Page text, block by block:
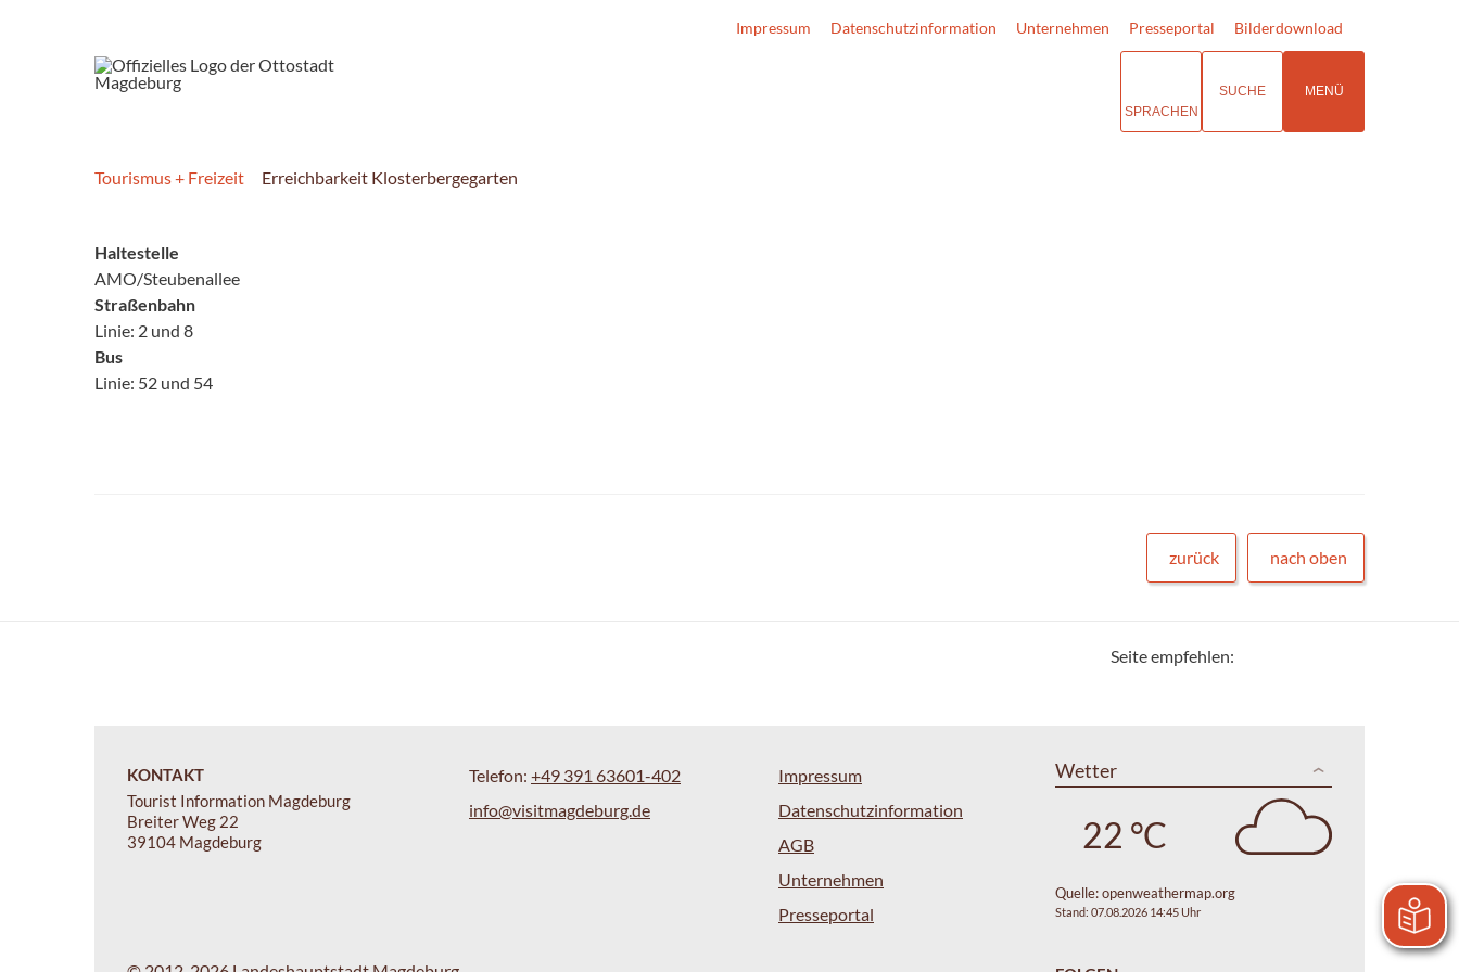
Impressum Datenschutzinformation Unternehmen Presseportal Bilderdownload
SPRACHEN
SUCHE MENÜ
Tourismus + Freizeit Erreichbarkeit Klosterbergegarten
Haltestelle
AMO/Steubenallee
Straßenbahn
Linie: 2 und 8
Bus
Linie: 52 und 54
zurück nach oben
Seite empfehlen:
KONTAKT
Tourist Information Magdeburg
Breiter Weg 22
39104 Magdeburg
Telefon: +49 391 63601-402
info@visitmagdeburg.de
Impressum
Datenschutzinformation
AGB
Unternehmen
Presseportal
Wetter
22 °C
Quelle:openweathermap.org
Stand: 07.08.2026 14:45 Uhr